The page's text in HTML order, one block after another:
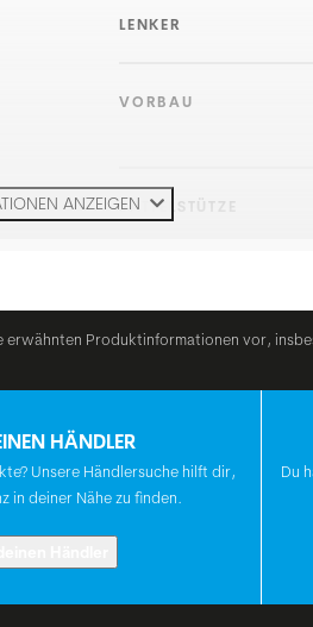
LENKER
VORBAU
SATTELSTÜTZE
STEUERSATZ
VORDERRADNABE
ANZEIGEN
Produktinformationen vor,
HÄNDLER
Unsere Händlersuche hilft dir,
in deiner Nähe zu finden.
Du